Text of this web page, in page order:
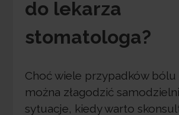
do lekarza
stomatologa?
Choć wiele przypadków bólu
można złagodzić
sytuacje, kiedy warto